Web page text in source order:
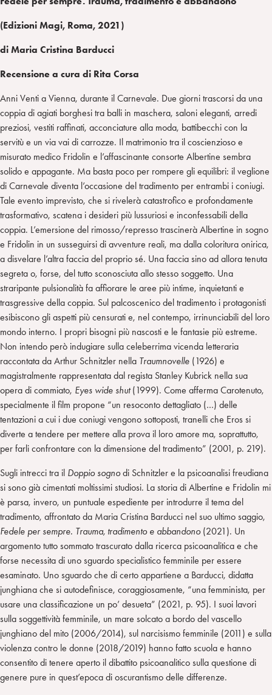
(Edizioni Magi, Roma, 2021)
di Maria Cristina Barducci
Recensione a cura di Rita Corsa
Anni Venti a Vienna, durante il Carnevale. Due giorni trascorsi da una
coppia di agiati borghesi tra balli in maschera, saloni eleganti, arredi
preziosi, vestiti raffinati, acconciature alla moda, battibecchi con la
servitù e un via vai di carrozze. Il matrimonio tra il coscienzioso e
misurato medico Fridolin e l’affascinante consorte Albertine sembra
solido e appagante. Ma basta poco per rompere gli equilibri: il veglione
di Carnevale diventa l’occasione del tradimento per entrambi i coniugi.
Tale evento imprevisto, che si rivelerà catastrofico e profondamente
trasformativo, scatena i desideri più lussuriosi e inconfessabili della
coppia. L’emersione del rimosso/represso trascinerà Albertine in sogno
e Fridolin in un susseguirsi di avventure reali, ma dalla coloritura onirica,
a disvelare l’altra faccia del proprio sé. Una faccia sino ad allora tenuta
segreta o, forse, del tutto sconosciuta allo stesso soggetto. Una
straripante pulsionalità fa affiorare le aree più intime, inquietanti e
trasgressive della coppia. Sul palcoscenico del tradimento i protagonisti
esibiscono gli aspetti più censurati e, nel contempo, irrinunciabili del loro
mondo interno. I propri bisogni più nascosti e le fantasie più estreme.
Non intendo però indugiare sulla celeberrima vicenda letteraria
raccontata da Arthur Schnitzler nella Traumnovelle (1926) e
magistralmente rappresentata dal regista Stanley Kubrick nella sua
opera di commiato, Eyes wide shut(1999). Come afferma Carotenuto,
specialmente il film propone “un resoconto dettagliato (…) delle
tentazioni a cui i due coniugi vengono sottoposti, tranelli che Eros si
diverte a tendere per mettere alla prova il loro amore ma, soprattutto,
per farli confrontare con la dimensione del tradimento” (2001, p. 219).
Sugli intrecci tra il Doppio sognodi Schnitzler e la psicoanalisi freudiana
si sono già cimentati moltissimi studiosi. La storia di Albertine e Fridolin mi
è parsa, invero, un puntuale espediente per introdurre il tema del
tradimento, affrontato da Maria Cristina Barducci nel suo ultimo saggio,
Fedele per sempre. Trauma, tradimento e abbandono (2021). Un
argomento tutto sommato trascurato dalla ricerca psicoanalitica e che
forse necessita di uno sguardo specialistico femminile per essere
esaminato. Uno sguardo che di certo appartiene a Barducci, didatta
junghiana che si autodefinisce, coraggiosamente, “una femminista, per
usare una classificazione un po’ desueta” (2021, p. 95). I suoi lavori
sulla soggettività femminile, un mare solcato a bordo del vascello
junghiano del mito (2006/2014), sul narcisismo femminile (2011) e sulla
violenza contro le donne (2018/2019) hanno fatto scuola e hanno
consentito di tenere aperto il dibattito psicoanalitico sulla questione di
genere pure in quest’epoca di oscurantismo delle differenze.